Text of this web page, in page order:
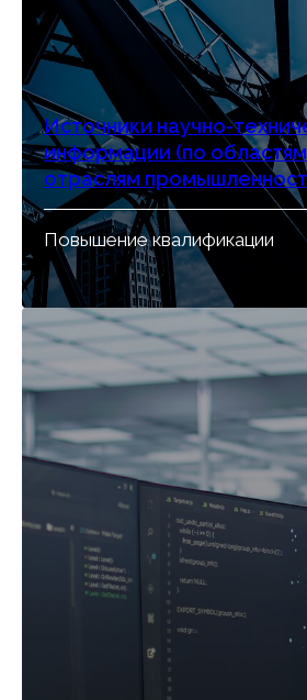
Источники научно-
информации (по областям
отраслям
Повышение квалификации